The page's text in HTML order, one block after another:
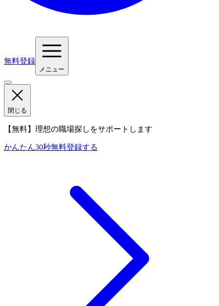
無料登録
メニュー
閉じる
【無料】理想の職場探しをサポートします
かんたん30秒無料登録する